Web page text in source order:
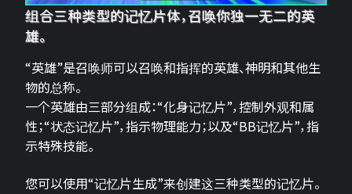
组合三种类型的记忆片体，召唤你独一无二的英
雄。
“英雄”是召唤师可以召唤和指挥的英雄、神明和其他生
物的总称。
一个英雄由三部分组成：“化身记忆片”，控制外观和属
性；“状态记忆片”，指示物理能力；以及“BB记忆片”，指
示特殊技能。
您可以使用“记忆片生成”来创建这三种类型的记忆片。